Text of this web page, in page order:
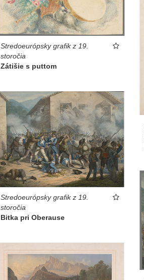
Stredoeurópsky grafik z 19.
storočia
Zátišie s puttom
Stredoeurópsky grafik z 19.
storočia
Bitka pri Oberause